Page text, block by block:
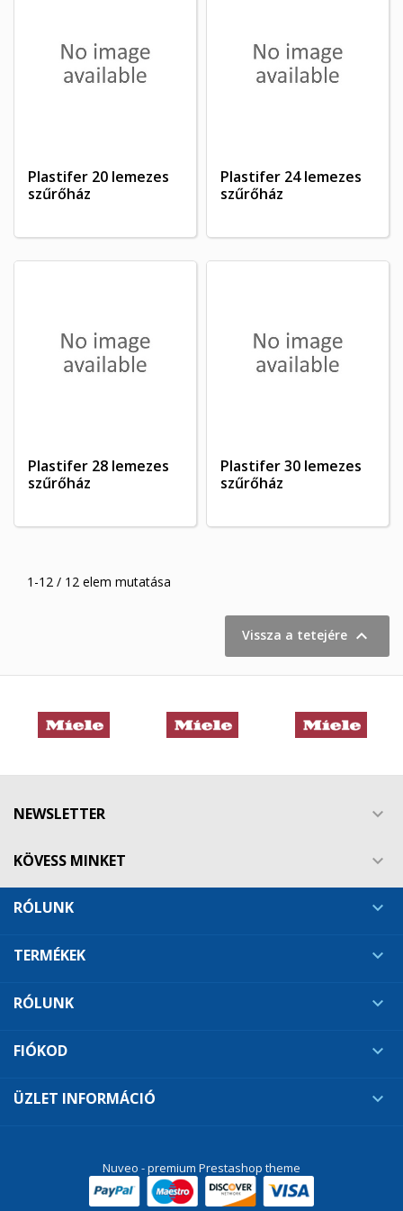
Plastifer 20 lemezes
szűrőház
Plastifer 24 lemezes
szűrőház
Plastifer 28 lemezes
szűrőház
Plastifer 30 lemezes
szűrőház
1-12 / 12 elem mutatása
Vissza a tetejére 
NEWSLETTER 
KÖVESS MINKET 
RÓLUNK 
TERMÉKEK 
RÓLUNK 
FIÓKOD 
ÜZLET INFORMÁCIÓ 
Nuveo - premium Prestashop theme